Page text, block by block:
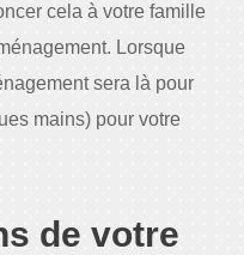
cela à votre famille
Lorsque
sera là pour
mains) pour votre
de votre